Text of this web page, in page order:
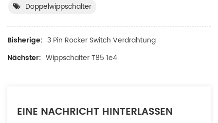
Doppelwippschalter
Bisherige: 3 Pin Rocker Switch Verdrahtung
Nächster: Wippschalter T85 1e4
EINE NACHRICHT HINTERLASSEN